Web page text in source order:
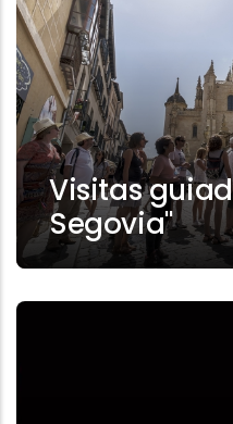
Visitas
Segovia"